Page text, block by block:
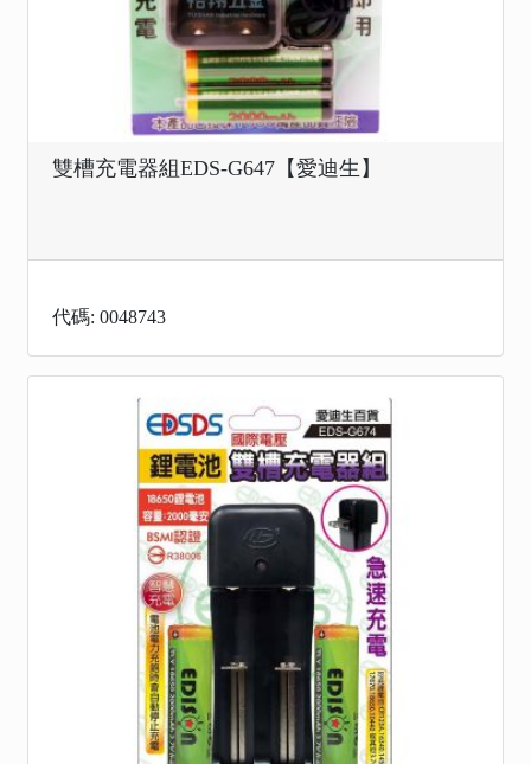
雙槽充電器組EDS-G647【愛迪生】
代碼: 0048743